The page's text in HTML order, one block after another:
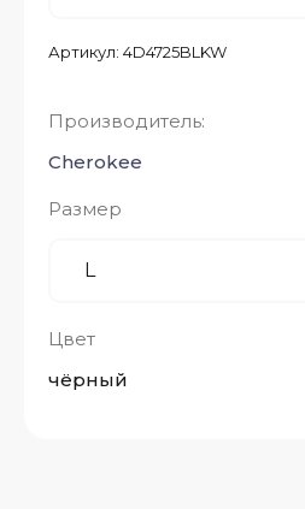
Артикул: 4D4725BLKW
Производитель:
Cherokee
Размер
Цвет
чёрный